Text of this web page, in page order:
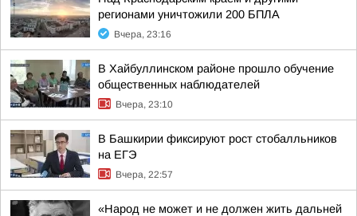
регионами уничтожили 200 БПЛА
Вчера, 23:16
В Хайбуллинском районе прошло обучение
общественных наблюдателей
Вчера, 23:10
В Башкирии фиксируют рост стобалльников
на ЕГЭ
Вчера, 22:57
«Народ не может и не должен жить дальней